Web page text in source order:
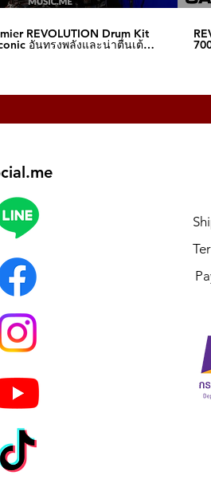
REVOLUTION Drum Kit
อันทรงพลังและน่าตื่นเต้น‼️